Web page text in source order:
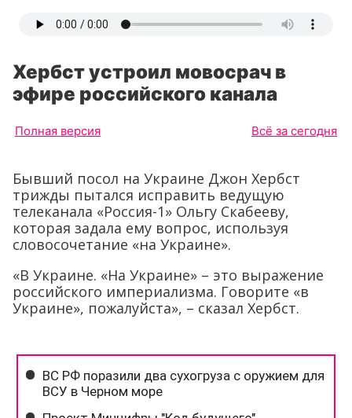
Хербст устроил мовосрач в
эфире российского канала
Полная версия Всё за сегодня
Бывший посол на Украине Джон Хербст
трижды пытался исправить ведущую
телеканала «Россия-1» Ольгу Скабееву,
которая задала ему вопрос, используя
словосочетание «на Украине».
«В Украине. «На Украине» – это выражение
российского империализма. Говорите «в
Украине», пожалуйста», – сказал Хербст.